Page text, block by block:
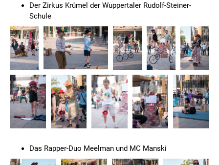
Der Zirkus Krümel der Wuppertaler Rudolf-Steiner-
Schule
Das Rapper-Duo Meelman und MC Manski